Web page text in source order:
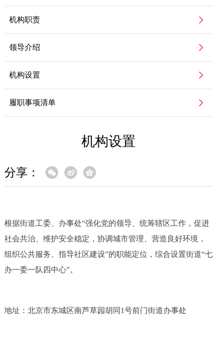
机构职责
领导介绍
机构设置
履职事项清单
机构设置
分享：
根据街道工委、办事处“强化党的领导、统筹辖区工作，促进
社会共治、维护安全稳定，协调城市管理、营造良好环境，
组织公共服务、指导社区建设”的职能定位，综合设置街道“七
办一委一队四中心”。
地址：北京市东城区南芦草园胡同1号前门街道办事处